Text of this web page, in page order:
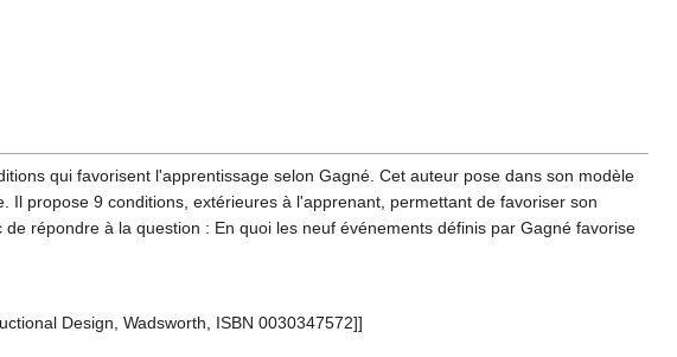
qui favorisent l'apprentissage selon Gagné. Cet auteur pose dans son modèle
propose 9 conditions, extérieures à l'apprenant, permettant de favoriser son
répondre à la question : En quoi les neuf événements définis par Gagné favorise
Design, Wadsworth, ISBN 0030347572]]